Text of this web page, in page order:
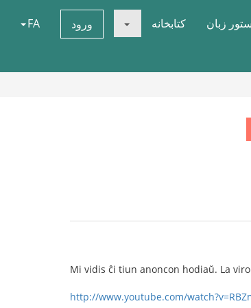
زبان کتابخانه ورود FA
Mi vidis ĉi tiun anoncon hodiaŭ. La
http://www.youtube.com/